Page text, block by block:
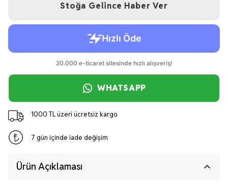
Stoğa Gelince Haber Ver
WHATSAPP
1000 TL üzeri ücretsiz kargo
7 gün içinde iade değişim
Ürün Açıklaması